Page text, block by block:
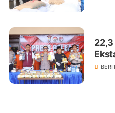
22,3